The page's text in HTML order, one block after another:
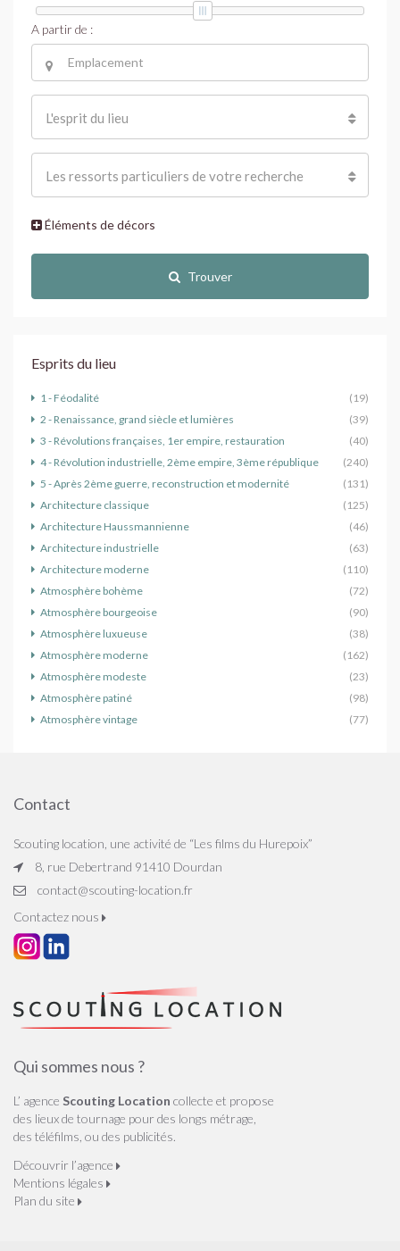
A partir de :
L'esprit du lieu
Les ressorts particuliers de votre recherche
Éléments de décors
Trouver
Esprits du lieu
1 - Féodalité
(19)
2 - Renaissance, grand siècle et lumières
(39)
3 - Révolutions françaises, 1er empire, restauration
(40)
4 - Révolution industrielle, 2ème empire, 3ème république
(240)
5 - Après 2ème guerre, reconstruction et modernité
(131)
Architecture classique
(125)
Architecture Haussmannienne
(46)
Architecture industrielle
(63)
Architecture moderne
(110)
Atmosphère bohème
(72)
Atmosphère bourgeoise
(90)
Atmosphère luxueuse
(38)
Atmosphère moderne
(162)
Atmosphère modeste
(23)
Atmosphère patiné
(98)
Atmosphère vintage
(77)
Contact
Scouting location, une activité de “Les films du Hurepoix”
8, rue Debertrand 91410 Dourdan
contact@scouting-location.fr
Contactez nous
Qui sommes nous ?
L’ agence Scouting Location collecte et propose
des lieux de tournage pour des longs métrage,
des téléfilms, ou des publicités.
Découvrir l’agence
Mentions légales
Plan du site